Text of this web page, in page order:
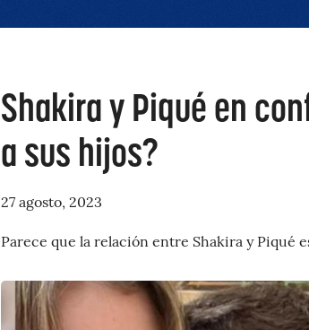
Shakira y Piqué en
a sus hijos?
27 agosto, 2023
Parece que la relación entre Shakira y Piqué